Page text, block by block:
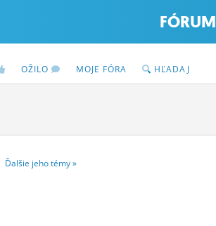
FÓRUM
OŽILO MOJE FÓRA HĽADAJ
Ďalšie jehotémy»